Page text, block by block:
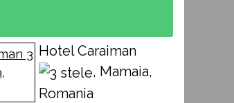
Hotel Caraiman
, Mamaia,
Romania